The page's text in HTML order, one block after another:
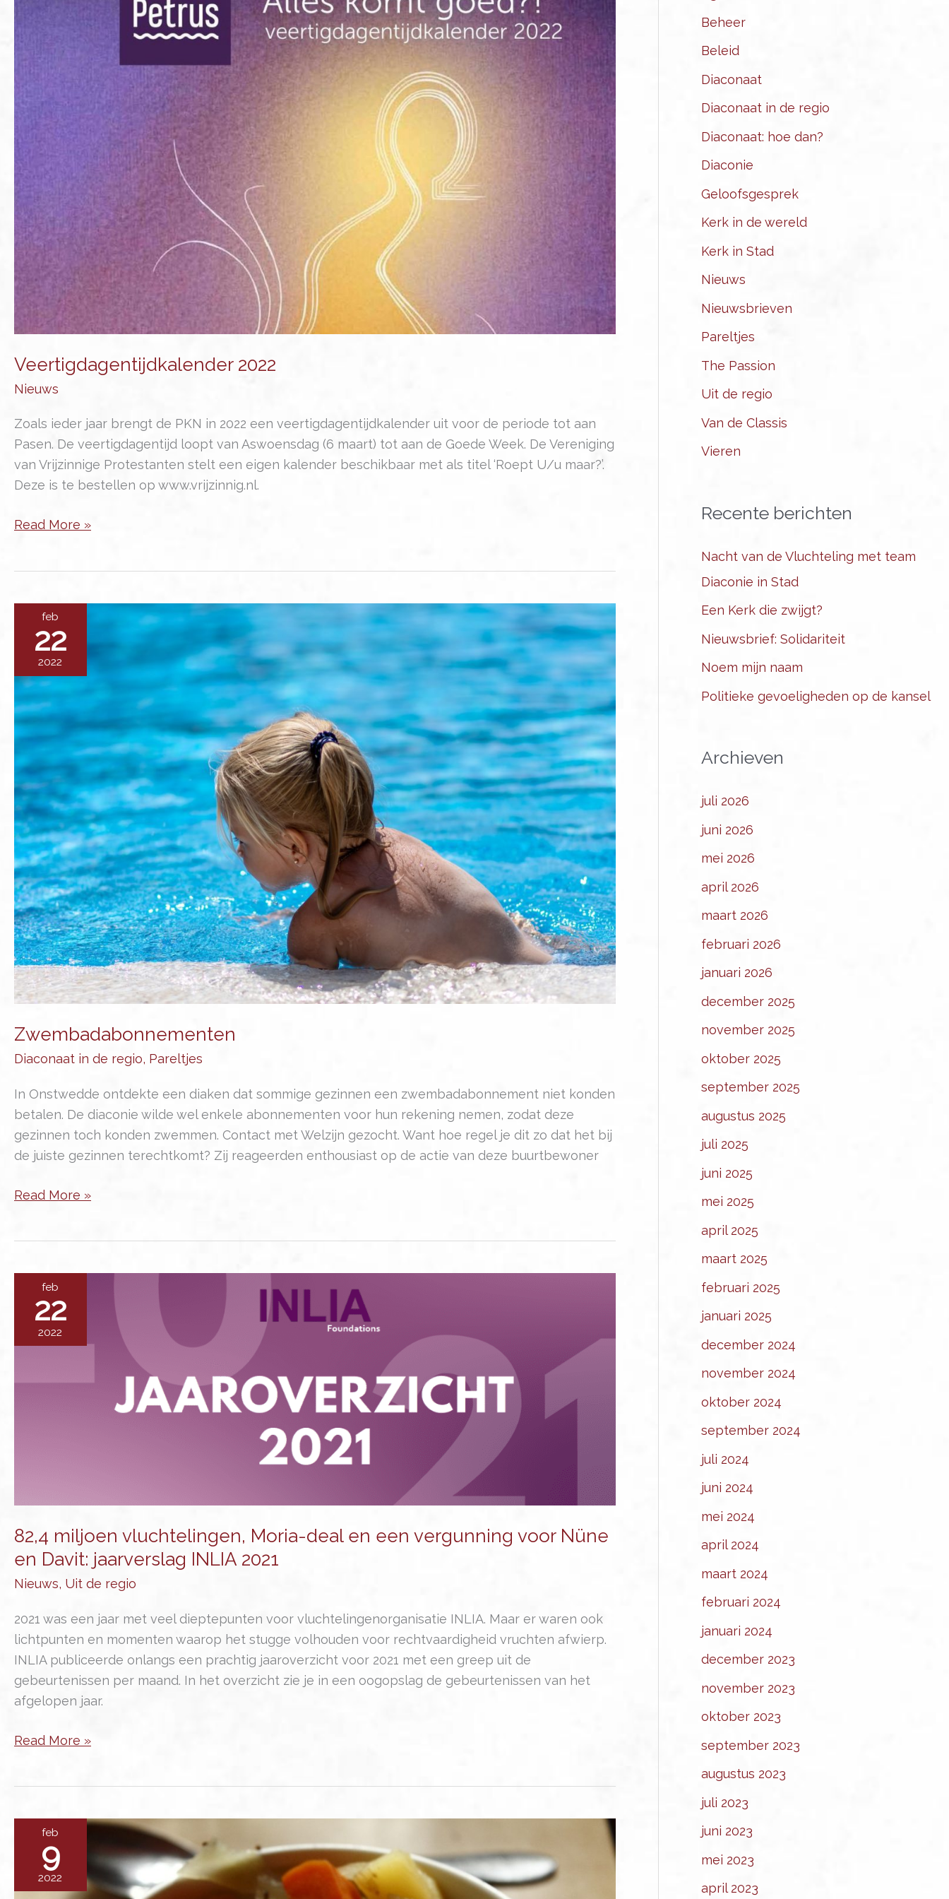
Veertigdagentijdkalender 2022
Nieuws
Zoals ieder jaar brengt de PKN in 2022 een veertigdagentijdkalender uit voor de periode tot aan
Pasen. De veertigdagentijd loopt van Aswoensdag (6 maart) tot aan de Goede Week. De Vereniging
van Vrijzinnige Protestanten stelt een eigen kalender beschikbaar met als titel ‘Roept U/u maar?’.
Deze is te bestellen op www.vrijzinnig.nl.
Veertigdagentijdkalender
Read More »
feb
22
2022
Zwembadabonnementen
Diaconaat in de regio, Pareltjes
In Onstwedde ontdekte een diaken dat sommige gezinnen een zwembadabonnement niet konden
betalen. De diaconie wilde wel enkele abonnementen voor hun rekening nemen, zodat deze
gezinnen toch konden zwemmen. Contact met Welzijn gezocht. Want hoe regel je dit zo dat het bij
de juiste gezinnen terechtkomt? Zij reageerden enthousiast op de actie van deze buurtbewoner
Zwembadabonnementen
Read More »
feb
22
2022
82,4 miljoen vluchtelingen, Moria-deal en een vergunning voor Nüne
en Davit: jaarverslag INLIA 2021
Nieuws, Uit de regio
2021 was een jaar met veel dieptepunten voor vluchtelingenorganisatie INLIA. Maar er waren ook
lichtpunten en momenten waarop het stugge volhouden voor rechtvaardigheid vruchten afwierp.
INLIA publiceerde onlangs een prachtig jaaroverzicht voor 2021 met een greep uit de
gebeurtenissen per maand. In het overzicht zie je in een oogopslag de gebeurtenissen van het
afgelopen jaar.
82,4
deal
vergunning
Read More »
feb
9
2022
Beheer
Beleid
Diaconaat
Diaconaat in de regio
Diaconaat: hoe dan?
Diaconie
Geloofsgesprek
Kerk in de wereld
Kerk in Stad
Nieuws
Nieuwsbrieven
Pareltjes
The Passion
Uit de regio
Van de Classis
Vieren
Recente berichten
Nacht van de Vluchteling met team
Diaconie in Stad
Een Kerk die zwijgt?
Nieuwsbrief: Solidariteit
Noem mijn naam
Politieke gevoeligheden op de kansel
Archieven
juli 2026
juni 2026
mei 2026
april 2026
maart 2026
februari 2026
januari 2026
december 2025
november 2025
oktober 2025
september 2025
augustus 2025
juli 2025
juni 2025
mei 2025
april 2025
maart 2025
februari 2025
januari 2025
december 2024
november 2024
oktober 2024
september 2024
juli 2024
juni 2024
mei 2024
april 2024
maart 2024
februari 2024
januari 2024
december 2023
november 2023
oktober 2023
september 2023
augustus 2023
juli 2023
juni 2023
mei 2023
april 2023